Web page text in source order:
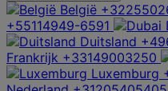
België
+55114949-6591
Duitsland
Frankrijk +33149003250
Luxemburg